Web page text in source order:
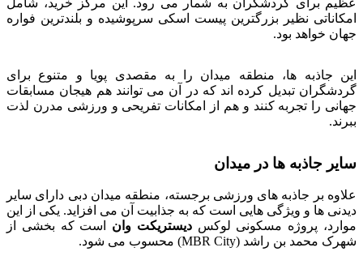
امکاناتی نظیر بزرگترین پیست اسکی سرپوشیده و بلندترین فواره
جهان خواهد بود.
این جاذبه ها، منطقه میدان را به مقصدی پویا و متنوع برای
گردشگران تبدیل کرده اند که در آن می توانند هم هیجان مسابقات
جهانی را تجربه کنند و هم از امکانات تفریحی و ورزشی مدرن لذت
ببرند.
سایر جاذبه ها در میدان
علاوه بر جاذبه های ورزشی برجسته، منطقه میدان دبی دارای سایر
دیدنی ها و ویژگی هایی است که به جذابیت آن می افزاید. یکی از این
موارد، پروژه مسکونی لوکسدیستریکت وان است که بخشی از
شهرک محمد بن راشد (MBR City) محسوب می شود.